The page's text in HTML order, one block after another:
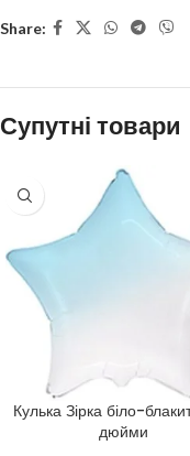
Share:
Супутні товари
Кулька Зірка біло-
дюйми